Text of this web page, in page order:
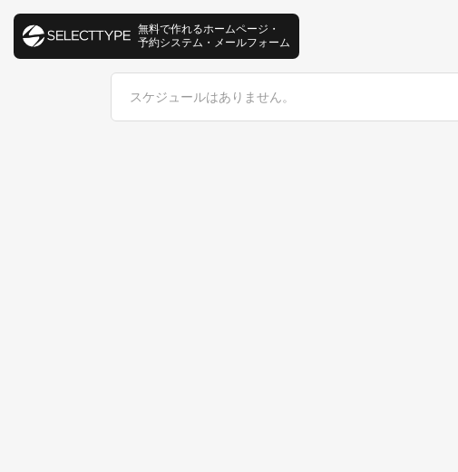
スケジュールはありません。
無料で作れるホームページ・
予約システム・メールフォーム